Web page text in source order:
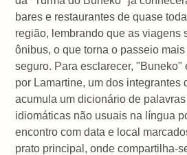
bares e restaurantes de quase
região, lembrando que as viagens
ônibus, o que torna o passeio
seguro. Para esclarecer, "Buneko"
por Lamartine, um dos integrantes
acumula um dicionário de
idiomáticas não usuais na língua
encontro com data e local
prato principal, onde compartilha-